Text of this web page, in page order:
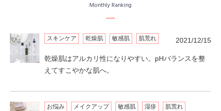
Monthly Ranking
スキンケア 乾燥肌 敏感肌 肌荒れ 2021/12/15
乾燥肌はアルカリ性になりやすい。pHバランスを整
えてすこやかな肌へ。
お悩み メイクアップ 敏感肌 湿疹 肌荒れ